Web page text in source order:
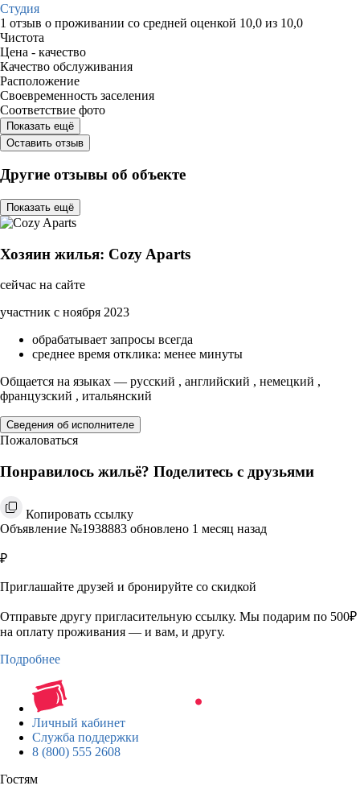
Студия
1 отзыв о проживании со средней оценкой 10,0 из 10,0
Чистота
Цена - качество
Качество обслуживания
Расположение
Своевременность заселения
Соответствие фото
Показать ещё
Оставить отзыв
Другие отзывы об объекте
Показать ещё
Хозяин жилья: Cozy Aparts
сейчас на сайте
участник с ноября 2023
обрабатывает запросы всегда
среднее время отклика: менее минуты
Общается на языках — русский , английский , немецкий ,
французский , итальянский
Сведения об исполнителе
Пожаловаться
Понравилось жильё? Поделитесь с друзьями
Копировать ссылку
Объявление №1938883 обновлено 1 месяц назад
₽
Приглашайте друзей и бронируйте со скидкой
Отправьте другу пригласительную ссылку. Мы подарим по 500₽
на оплату проживания — и вам, и другу.
Подробнее
Личный кабинет
Служба поддержки
8 (800) 555 2608
Гостям